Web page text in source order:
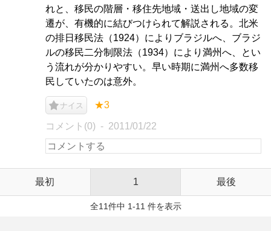
れと、移民の階層・移住先地域・送出し地域の変
遷が、有機的に結びつけられて解説される。北米
の排日移民法（1924）によりブラジルへ、ブラジ
ルの移民二分制限法（1934）により満州へ、とい
う流れが分かりやすい。早い時期に満州へ多数移
民していたのは意外。
ナイス ★3
コメント(0) 2011/01/22
最初 1 最後
全11件中 1-11 件を表示